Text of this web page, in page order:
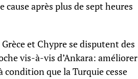
après plus de sept heures
et Chypre se disputent des
vis-à-vis d’Ankara: améliorer
condition que la Turquie cesse